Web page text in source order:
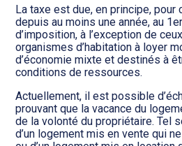
La taxe est due, en principe, pour
depuis au moins une année, au
d’imposition, à l’exception de
organismes d’habitation à loyer
d’économie mixte et destinés à
conditions de ressources.
Actuellement, il est possible
prouvant que la vacance du
de la volonté du propriétaire. Tel
d’un logement mis en vente qui